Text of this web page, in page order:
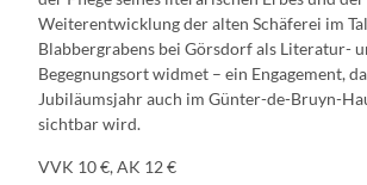
Weiterentwicklung der alten Schäferei im
Blabbergrabens bei Görsdorf als Literatur-
Begegnungsort widmet – ein Engagement,
Jubiläumsjahr auch im Günter-de-Bruyn-
sichtbar wird.
VVK 10 €, AK 12 €